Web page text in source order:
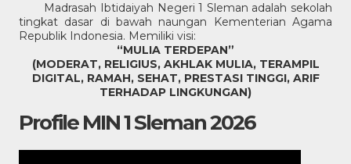
Madrasah Ibtidaiyah Negeri 1 Sleman adalah sekolah
tingkat dasar di bawah naungan Kementerian Agama
Republik Indonesia. Memiliki visi:
“MULIA TERDEPAN”
(MODERAT, RELIGIUS, AKHLAK MULIA, TERAMPIL
DIGITAL, RAMAH, SEHAT, PRESTASI TINGGI, ARIF
TERHADAP LINGKUNGAN)
Profile MIN 1 Sleman 2026